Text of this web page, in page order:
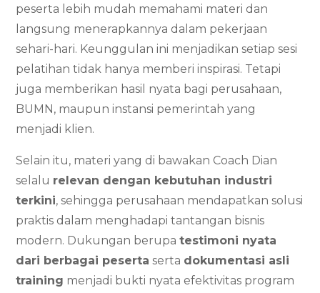
peserta lebih mudah memahami materi dan
langsung menerapkannya dalam pekerjaan
sehari-hari. Keunggulan ini menjadikan setiap sesi
pelatihan tidak hanya memberi inspirasi. Tetapi
juga memberikan hasil nyata bagi perusahaan,
BUMN, maupun instansi pemerintah yang
menjadi klien.
Selain itu, materi yang di bawakan Coach Dian
selalu relevan dengan kebutuhan industri
terkini, sehingga perusahaan mendapatkan solusi
praktis dalam menghadapi tantangan bisnis
modern. Dukungan berupatestimoni nyata
dari berbagai peserta serta dokumentasi asli
training menjadi bukti nyata efektivitas program